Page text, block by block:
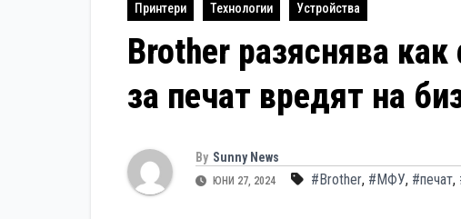
Принтери Технологии Устройства
Brother разяснява
за печат вредят на
By Sunny News
ЮНИ 27, 2024 #Brother, #МФУ, #печат,